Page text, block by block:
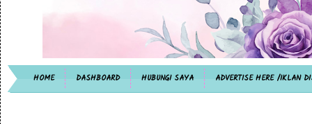
HOME DASHBOARD HUBUNGI SAYA ADVERTISE HERE /IKLAN